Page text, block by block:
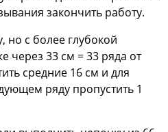
закончить работу.
но с более глубокой
через 33 см = 33 ряда от
средние 16 см и для
ряду пропустить 1